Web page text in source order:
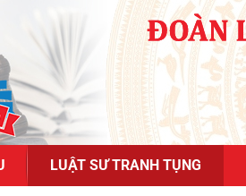
LUẬT SƯ TRANH TỤNG